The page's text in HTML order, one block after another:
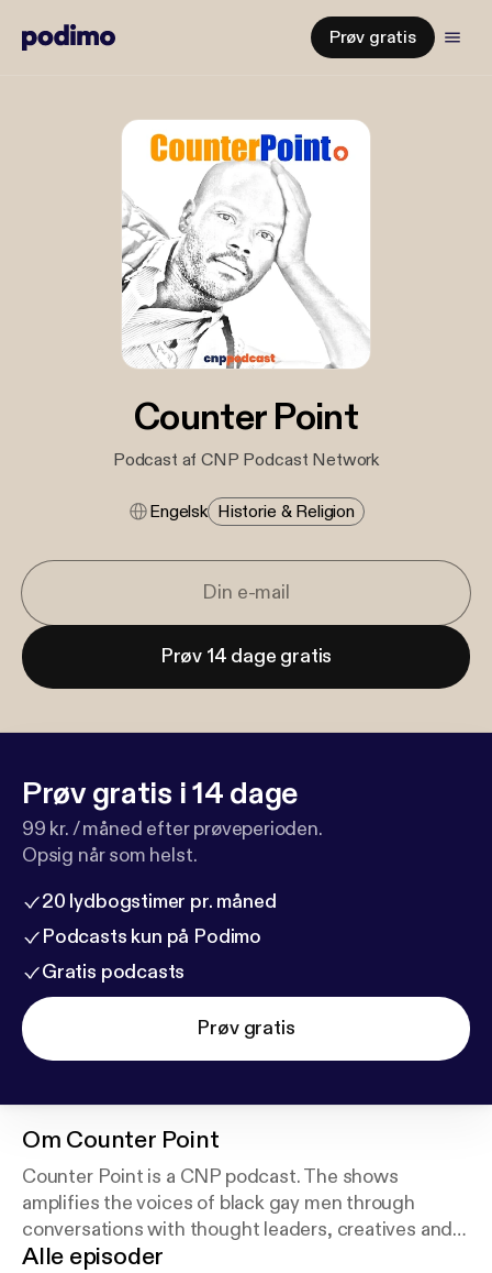
Prøv gratis
Counter Point
Podcast af CNP Podcast Network
Engelsk Historie & Religion
Prøv 14 dage gratis
Prøv gratis i 14 dage
99 kr. / måned efter prøveperioden.
Opsig når som helst.
20 lydbogstimer pr. måned
Podcasts kun på Podimo
Gratis podcasts
Prøv gratis
Om Counter Point
Counter Point is a CNP podcast. The shows
amplifies the voices of black gay men through
conversations with thought leaders, creatives and
activists. Follow us on Social Media @cnptribe
Alle episoder